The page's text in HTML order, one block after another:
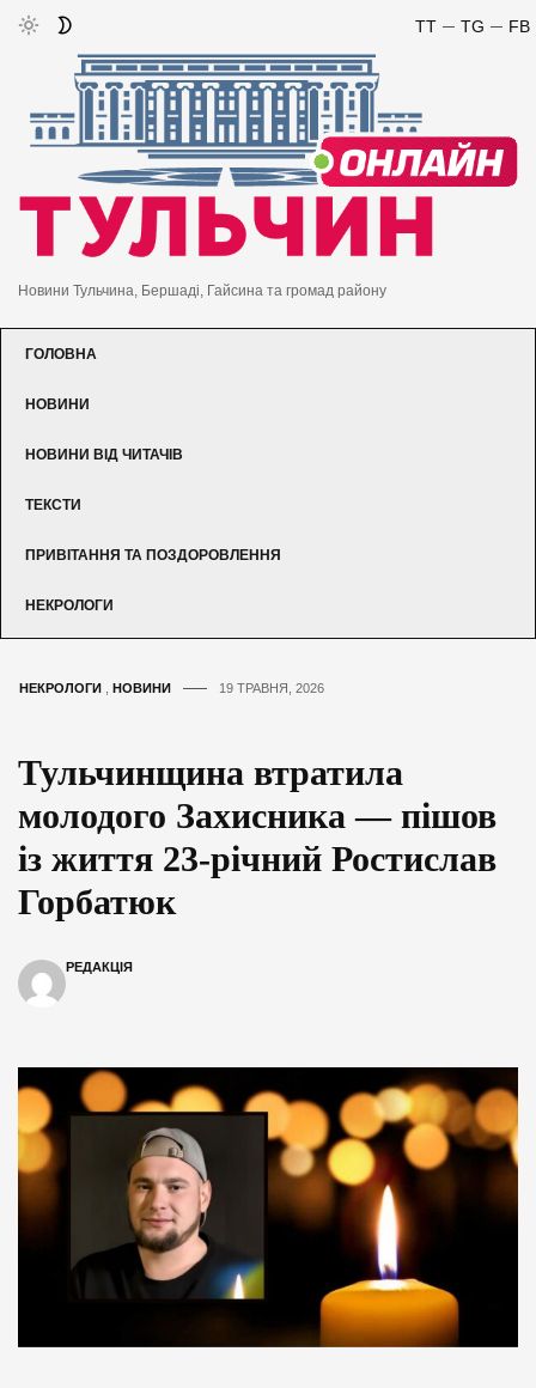
FB
TG
TT
Новини Тульчина, Бершаді, Гайсина та громад району
ГОЛОВНА
НОВИНИ
НОВИНИ ВІД ЧИТАЧІВ
ТЕКСТИ
ПРИВІТАННЯ ТА ПОЗДОРОВЛЕННЯ
НЕКРОЛОГИ
НЕКРОЛОГИ НОВИНИ 19 ТРАВНЯ, 2026
Тульчинщина втратила
молодого Захисника — пішов
із життя 23-річний Ростислав
Горбатюк
РЕДАКЦІЯ